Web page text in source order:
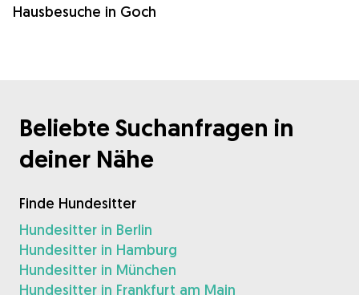
Hausbesuche in Goch
Beliebte Suchanfragen in
deiner Nähe
Finde Hundesitter
Hundesitter in Berlin
Hundesitter in Hamburg
Hundesitter in München
Hundesitter in Frankfurt am Main